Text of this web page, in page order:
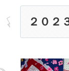
２０２